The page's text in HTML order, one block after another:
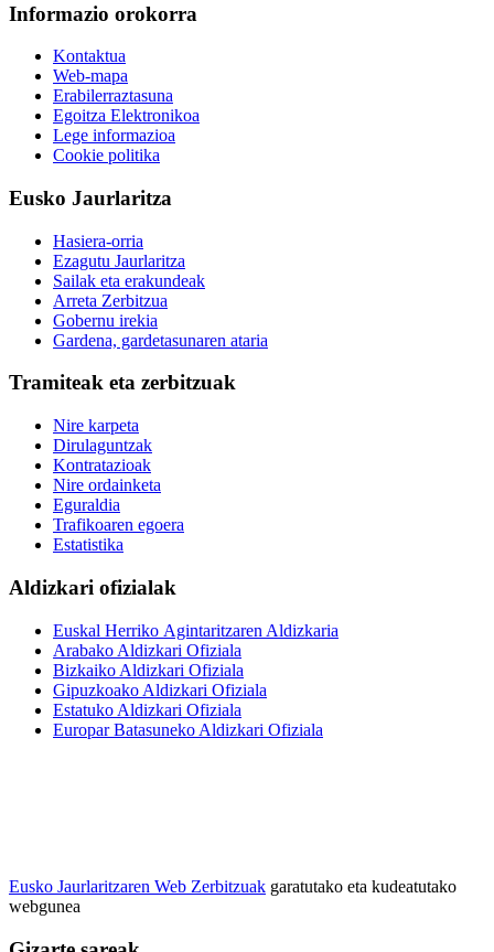
Informazio orokorra
Kontaktua
Web-mapa
Erabilerraztasuna
Egoitza Elektronikoa
Lege informazioa
Cookie politika
Eusko Jaurlaritza
Hasiera-orria
Ezagutu Jaurlaritza
Sailak eta erakundeak
Arreta Zerbitzua
Gobernu irekia
Gardena, gardetasunaren ataria
Tramiteak eta zerbitzuak
Nire karpeta
Dirulaguntzak
Kontratazioak
Nire ordainketa
Eguraldia
Trafikoaren egoera
Estatistika
Aldizkari ofizialak
Euskal Herriko Agintaritzaren Aldizkaria
Arabako Aldizkari Ofiziala
Bizkaiko Aldizkari Ofiziala
Gipuzkoako Aldizkari Ofiziala
Estatuko Aldizkari Ofiziala
Europar Batasuneko Aldizkari Ofiziala
Eusko Jaurlaritzaren Web Zerbitzuak garatutako eta kudeatutako
webgunea